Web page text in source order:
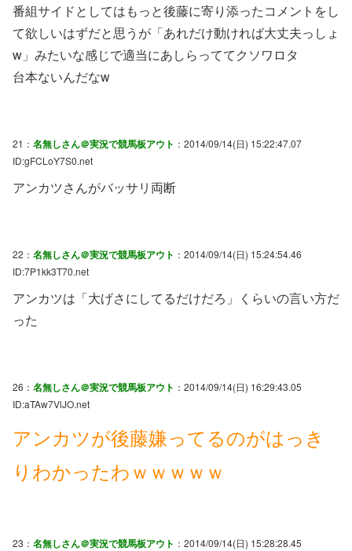
番組サイドとしてはもっと後藤に寄り添ったコメントをし
て欲しいはずだと思うが「あれだけ動ければ大丈夫っしょ
w」みたいな感じで適当にあしらっててクソワロタ
台本ないんだなw
21： 名無しさん＠実況で競馬板アウト ：2014/09/14(日) 15:22:47.07
ID:gFCLoY7S0.net
アンカツさんがバッサリ両断
22： 名無しさん＠実況で競馬板アウト ：2014/09/14(日) 15:24:54.46
ID:7P1kk3T70.net
アンカツは「大げさにしてるだけだろ」くらいの言い方だ
った
26： 名無しさん＠実況で競馬板アウト ：2014/09/14(日) 16:29:43.05
ID:aTAw7VlJO.net
アンカツが後藤嫌ってるのがはっき
りわかったわｗｗｗｗｗ
23： 名無しさん＠実況で競馬板アウト ：2014/09/14(日) 15:28:28.45